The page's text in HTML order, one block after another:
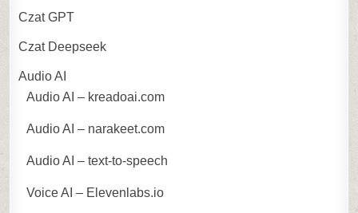
Czat GPT
Czat Deepseek
Audio AI
Audio AI – kreadoai.com
Audio AI – narakeet.com
Audio AI – text-to-speech
Voice AI – Elevenlabs.io